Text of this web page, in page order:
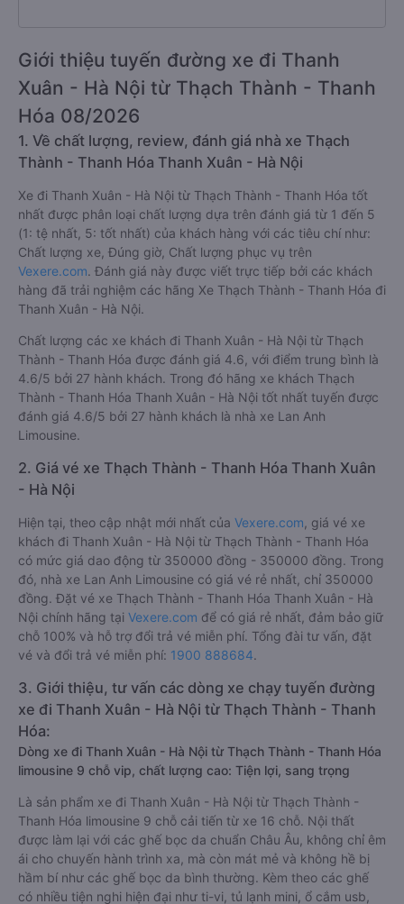
Giới thiệu tuyến đường xe đi Thanh
Xuân - Hà Nội từ Thạch Thành - Thanh
1. Về chất lượng, review, đánh giá nhà xe Thạch
Thành - Thanh Hóa Thanh Xuân - Hà Nội
Xe đi Thanh Xuân - Hà Nội từ Thạch Thành - Thanh Hóa tốt
nhất được phân loại chất lượng dựa trên đánh giá từ 1 đến 5
(1: tệ nhất, 5: tốt nhất) của khách hàng với các tiêu chí như:
Chất lượng xe, Đúng giờ, Chất lượng phục vụ trên
Vexere.com . Đánh giá này được viết trực tiếp bởi các khách
hàng đã trải nghiệm các hãng Xe Thạch Thành - Thanh Hóa đi
Thanh Xuân - Hà Nội.
Chất lượng các xe khách đi Thanh Xuân - Hà Nội từ Thạch
Thành - Thanh Hóa được đánh giá 4.6, với điểm trung bình là
4.6/5 bởi 27 hành khách. Trong đó hãng xe khách Thạch
Thành - Thanh Hóa Thanh Xuân - Hà Nội tốt nhất tuyến được
đánh giá 4.6/5 bởi 27 hành khách là nhà xe Lan Anh
Limousine.
2. Giá vé xe Thạch Thành - Thanh Hóa Thanh Xuân
- Hà Nội
Hiện tại, theo cập nhật mới nhất của Vexere.com , giá vé xe
khách đi Thanh Xuân - Hà Nội từ Thạch Thành - Thanh Hóa
có mức giá dao động từ 350000 đồng - 350000 đồng. Trong
đó, nhà xe Lan Anh Limousine có giá vé rẻ nhất, chỉ 350000
đồng. Đặt vé xe Thạch Thành - Thanh Hóa Thanh Xuân - Hà
Nội chính hãng tại Vexere.com để có giá rẻ nhất, đảm bảo giữ
chỗ 100% và hỗ trợ đổi trả vé miễn phí. Tổng đài tư vấn, đặt
vé và đổi trả vé miễn phí:1900 888684.
3. Giới thiệu, tư vấn các dòng xe chạy tuyến đường
xe đi Thanh Xuân - Hà Nội từ Thạch Thành - Thanh
Hóa:
Dòng xe đi Thanh Xuân - Hà Nội từ Thạch Thành - Thanh Hóa
limousine 9 chỗ vip, chất lượng cao: Tiện lợi, sang trọng
Là sản phẩm xe đi Thanh Xuân - Hà Nội từ Thạch Thành -
Thanh Hóa limousine 9 chỗ cải tiến từ xe 16 chỗ. Nội thất